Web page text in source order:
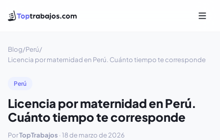
Blog/Perú/
Licencia por maternidad en Perú. Cuánto tiempo te corresponde
Perú
Licencia por maternidad en Perú.
Cuánto tiempo te corresponde
PorTopTrabajos ·18 de marzo de 2026